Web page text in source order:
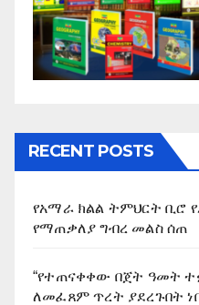
RECENT POSTS
የአማራ ክልል ትምህርት ቢሮ
የማጠቃለያ ግብረ መልስ ሰጠ
“የተጠናቀቀው በጀት ዓመት
ለመፈጸም ጥረት ያደረጉበት